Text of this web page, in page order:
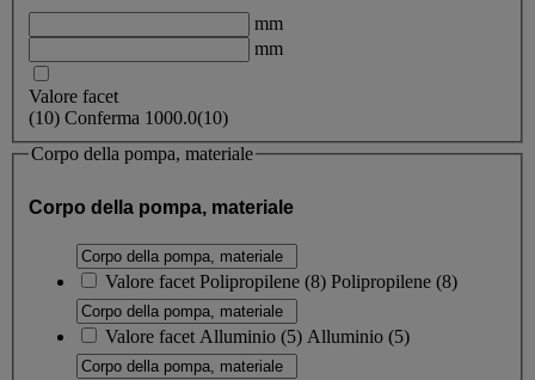
mm
mm
Valore facet
(10) Conferma 1000.0(10)
Corpo della pompa, materiale
Corpo della pompa, materiale
Valore facet Polipropilene (8) Polipropilene (8)
Valore facet Alluminio (5) Alluminio (5)